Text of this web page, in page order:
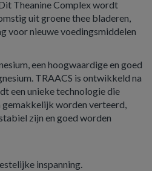
Theanine Complex wordt
uit groene thee bladeren,
voor nieuwe voedingsmiddelen
een hoogwaardige en goed
TRAACS is ontwikkeld na
een unieke technologie die
worden verteerd,
zijn en goed worden
inspanning.